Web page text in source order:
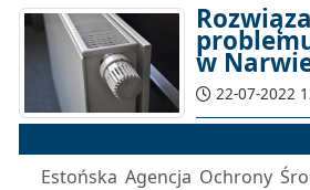
w
22-07-2022
Estońska Agencja Ochrony